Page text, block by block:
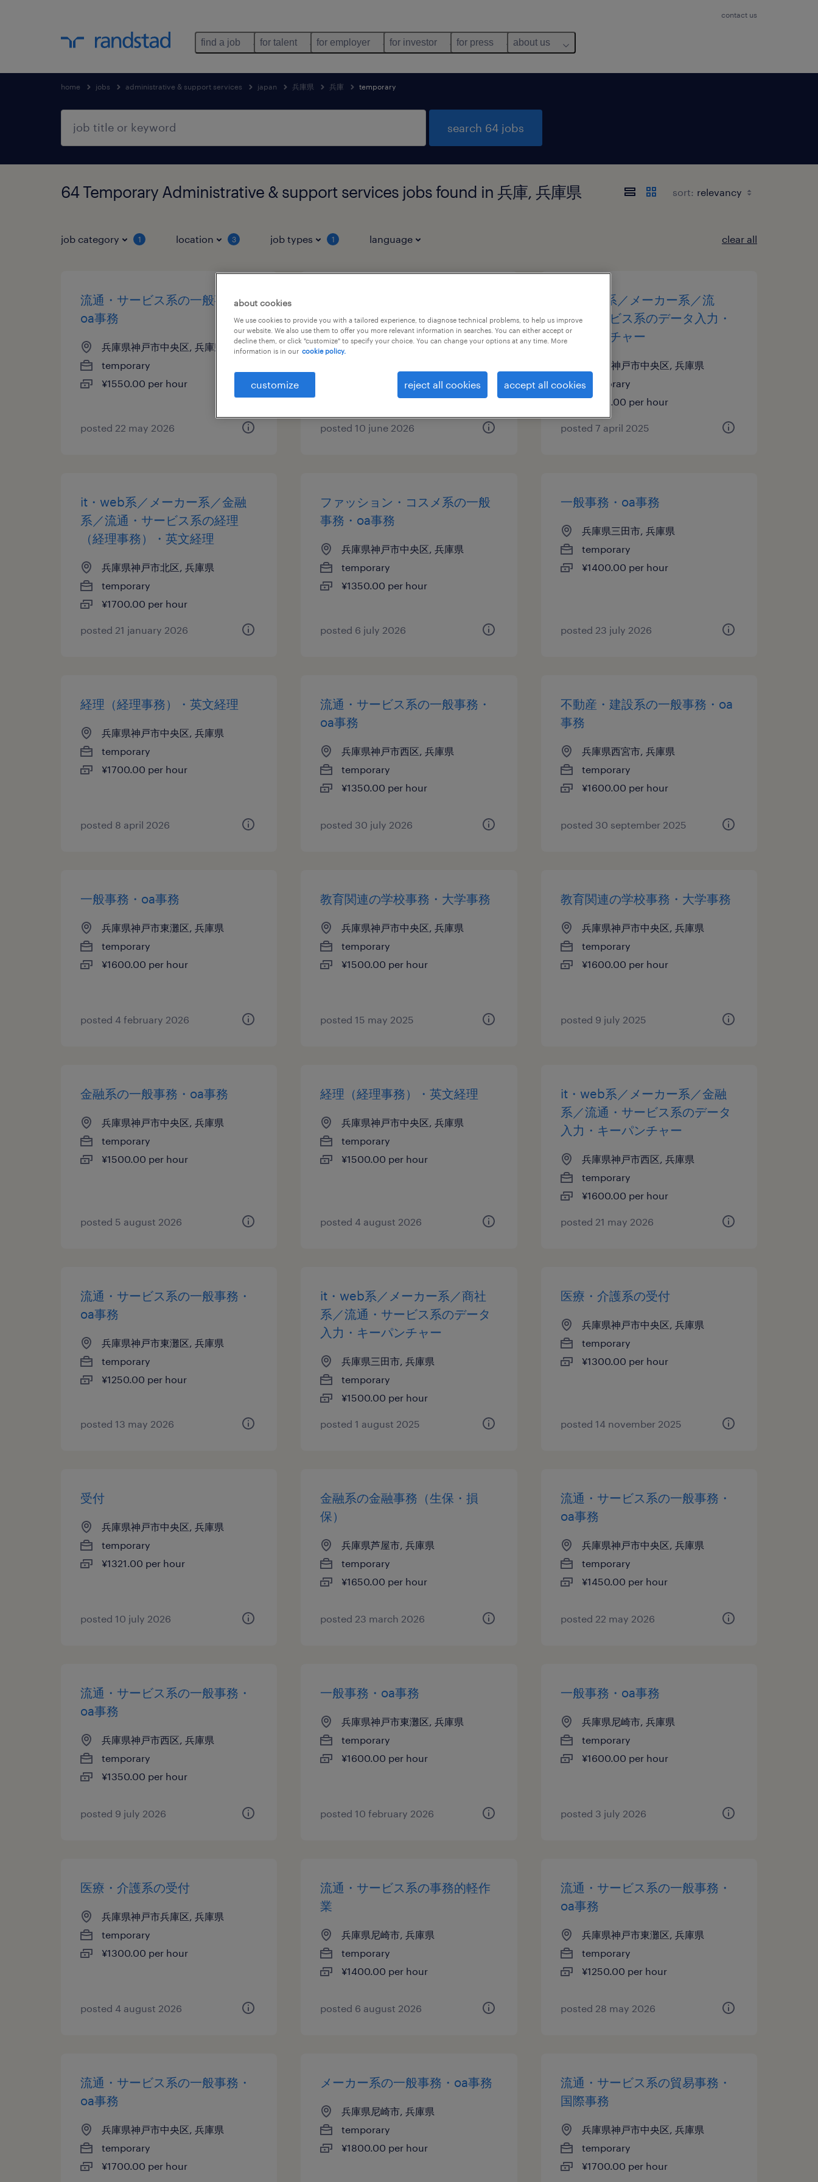
contact us
find a job for talent for employer for investor for press about us
home jobs administrative & support services japan 兵庫県 兵庫 temporary
search 64 jobs
64 Temporary Administrative & support services jobs found in 兵庫, 兵庫県 sort:
job category 1 location 3 job types 1 language clear all
流通・サービス系の一般事務・
oa事務
兵庫県神戸市中央区, 兵庫県
temporary
¥1550.00 per hour
posted 22 may 2026
務）・英文経理
兵庫県神戸市灘区, 兵庫県
¥1500.00 per hour
posted 10 june 2026
it・web系／メーカー系／流
通・サービス系のデータ入力・
キーパンチャー
兵庫県神戸市中央区, 兵庫県
temporary
¥1600.00 per hour
posted 7 april 2025
it・web系／メーカー系／金融
系／流通・サービス系の経理
（経理事務）・英文経理
兵庫県神戸市北区, 兵庫県
temporary
¥1700.00 per hour
posted 21 january 2026
ファッション・コスメ系の一般
事務・oa事務
兵庫県神戸市中央区, 兵庫県
temporary
¥1350.00 per hour
posted 6 july 2026
一般事務・oa事務
兵庫県三田市, 兵庫県
temporary
¥1400.00 per hour
posted 23 july 2026
経理（経理事務）・英文経理
兵庫県神戸市中央区, 兵庫県
temporary
¥1700.00 per hour
posted 8 april 2026
流通・サービス系の一般事務・
oa事務
兵庫県神戸市西区, 兵庫県
temporary
¥1350.00 per hour
posted 30 july 2026
不動産・建設系の一般事務・oa
事務
兵庫県西宮市, 兵庫県
temporary
¥1600.00 per hour
posted 30 september 2025
一般事務・oa事務
兵庫県神戸市東灘区, 兵庫県
temporary
¥1600.00 per hour
posted 4 february 2026
教育関連の学校事務・大学事務
兵庫県神戸市中央区, 兵庫県
temporary
¥1500.00 per hour
posted 15 may 2025
教育関連の学校事務・大学事務
兵庫県神戸市中央区, 兵庫県
temporary
¥1600.00 per hour
posted 9 july 2025
金融系の一般事務・oa事務
兵庫県神戸市中央区, 兵庫県
temporary
¥1500.00 per hour
posted 5 august 2026
経理（経理事務）・英文経理
兵庫県神戸市中央区, 兵庫県
temporary
¥1500.00 per hour
posted 4 august 2026
it・web系／メーカー系／金融
系／流通・サービス系のデータ
入力・キーパンチャー
兵庫県神戸市西区, 兵庫県
temporary
¥1600.00 per hour
posted 21 may 2026
流通・サービス系の一般事務・
oa事務
兵庫県神戸市東灘区, 兵庫県
temporary
¥1250.00 per hour
posted 13 may 2026
it・web系／メーカー系／商社
系／流通・サービス系のデータ
入力・キーパンチャー
兵庫県三田市, 兵庫県
temporary
¥1500.00 per hour
posted 1 august 2025
医療・介護系の受付
兵庫県神戸市中央区, 兵庫県
temporary
¥1300.00 per hour
posted 14 november 2025
受付
兵庫県神戸市中央区, 兵庫県
temporary
¥1321.00 per hour
posted 10 july 2026
金融系の金融事務（生保・損
保）
兵庫県芦屋市, 兵庫県
temporary
¥1650.00 per hour
posted 23 march 2026
流通・サービス系の一般事務・
oa事務
兵庫県神戸市中央区, 兵庫県
temporary
¥1450.00 per hour
posted 22 may 2026
流通・サービス系の一般事務・
oa事務
兵庫県神戸市西区, 兵庫県
temporary
¥1350.00 per hour
posted 9 july 2026
一般事務・oa事務
兵庫県神戸市東灘区, 兵庫県
temporary
¥1600.00 per hour
posted 10 february 2026
一般事務・oa事務
兵庫県尼崎市, 兵庫県
temporary
¥1600.00 per hour
posted 3 july 2026
医療・介護系の受付
兵庫県神戸市兵庫区, 兵庫県
temporary
¥1300.00 per hour
posted 4 august 2026
流通・サービス系の事務的軽作
業
兵庫県尼崎市, 兵庫県
temporary
¥1400.00 per hour
posted 6 august 2026
流通・サービス系の一般事務・
oa事務
兵庫県神戸市東灘区, 兵庫県
temporary
¥1250.00 per hour
posted 28 may 2026
流通・サービス系の一般事務・
oa事務
兵庫県神戸市中央区, 兵庫県
temporary
¥1700.00 per hour
メーカー系の一般事務・oa事務
兵庫県尼崎市, 兵庫県
temporary
¥1800.00 per hour
流通・サービス系の貿易事務・
国際事務
兵庫県神戸市中央区, 兵庫県
temporary
¥1700.00 per hour
about cookies
We use cookies to provide you with a tailored experience, to diagnose technical problems, to help us improve
our website. We also use them to offer you more relevant information in searches. You can either accept or
decline them, or click "customize" to specify your choice. You can change your options at any time. More
information is in our cookie policy.
customize reject all cookies accept all cookies